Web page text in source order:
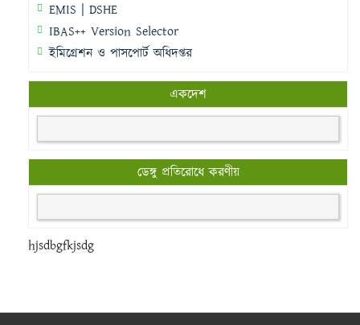
EMIS | DSHE
IBAS++ Version Selector
ইমিগ্রেশন ও পাসপোর্ট অধিদপ্তর
একদেশ
ডেঙ্গু প্রতিরোধে করণীয়
hjsdbgfkjsdg